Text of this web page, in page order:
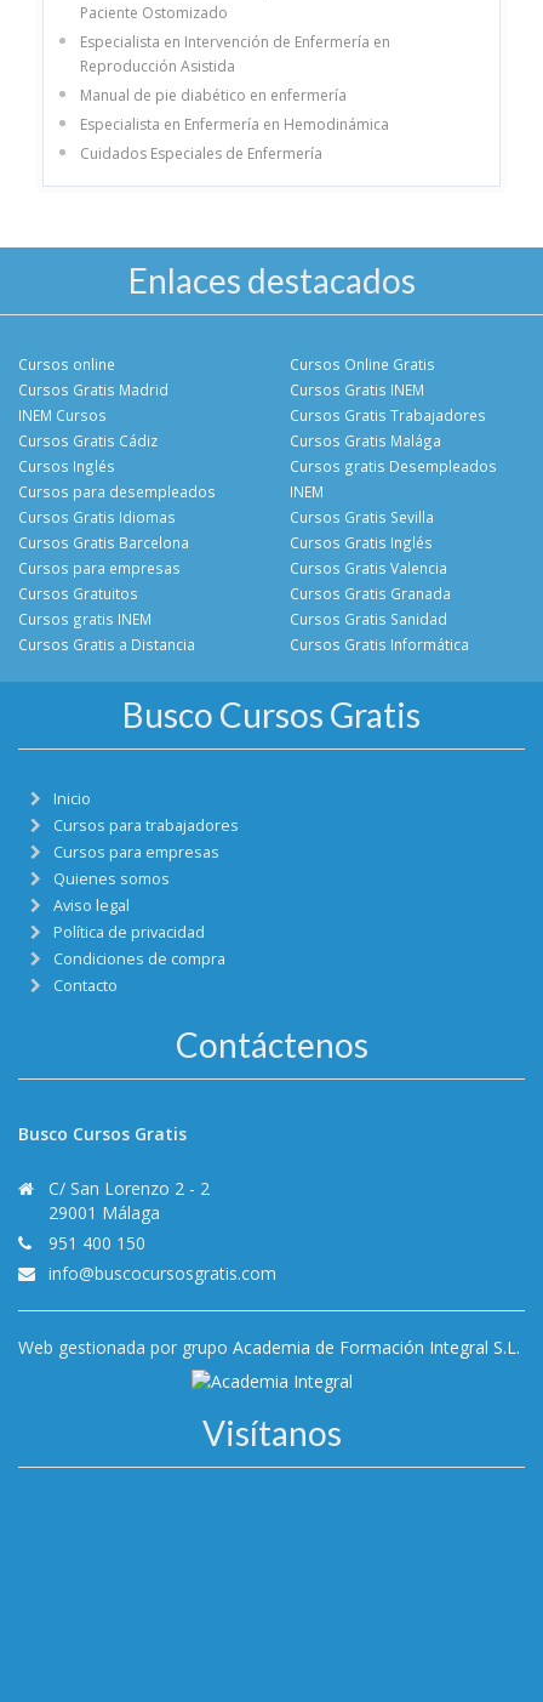
Paciente Ostomizado
Especialista en Intervención de Enfermería en
Reproducción Asistida
Manual de pie diabético en enfermería
Especialista en Enfermería en Hemodinámica
Cuidados Especiales de Enfermería
Enlaces destacados
Cursos online
Cursos Gratis Madrid
INEM Cursos
Cursos Gratis Cádiz
Cursos Online Gratis
Cursos Gratis INEM
Cursos Gratis Trabajadores
Cursos Gratis Malága
Cursos Inglés
Cursos para desempleados
Cursos Gratis Idiomas
Cursos Gratis Barcelona
Cursos gratis Desempleados
INEM
Cursos Gratis Sevilla
Cursos Gratis Inglés
Cursos para empresas
Cursos Gratuitos
Cursos gratis INEM
Cursos Gratis a Distancia
Cursos Gratis Valencia
Cursos Gratis Granada
Cursos Gratis Sanidad
Cursos Gratis Informática
Busco Cursos Gratis
Inicio
Cursos para trabajadores
Cursos para empresas
Quienes somos
Aviso legal
Política de privacidad
Condiciones de compra
Contacto
Contáctenos
Busco Cursos Gratis
C/ San Lorenzo 2 - 2
29001 Málaga
951 400 150
info@buscocursosgratis.com
Web gestionada por grupo Academia de Formación Integral S.L.
Visítanos